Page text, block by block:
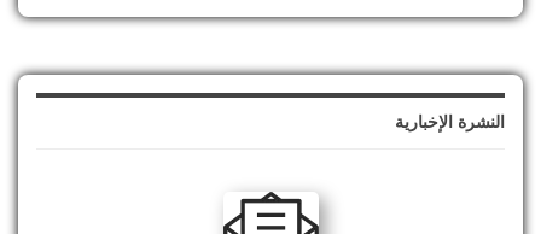
النشرة الإخبارية